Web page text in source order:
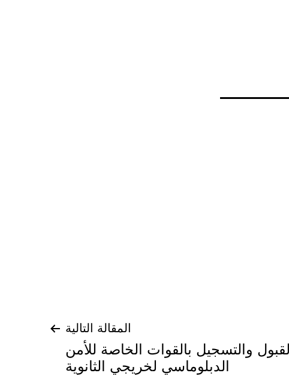
المقالة التالية
والتسجيل بالقوات الخاصة للأمن
الدبلوماسي لخريجي الثانوية